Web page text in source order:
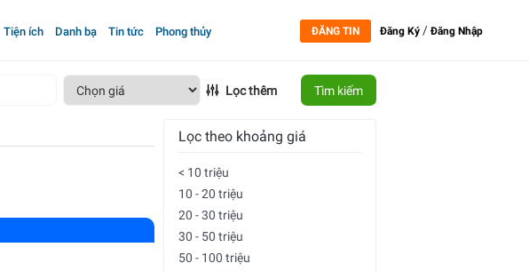
Tiện ích Danh bạ Tin tức Phong thủy ĐĂNG TIN Đăng Ký /Đăng Nhập
Lọc thêm Tìm kiếm
Lọc theo khoảng giá
< 10 triệu
10 - 20 triệu
20 - 30 triệu
30 - 50 triệu
50 - 100 triệu